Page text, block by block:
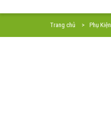
Trang chủ Phụ Kiện